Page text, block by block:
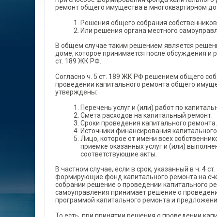
многоквартирном
ремонт общего имущества в многоквартирном
Решения общего собрания
Или решения органа местного
В общем случае таким решением является
доме, которое принимается после обсуждения и
ст. 189 ЖК РФ.
Согласно ч. 5 ст. 189 ЖК РФ решением общего
проведении капитального ремонта общего
утверждены:
Перечень услуг и (или) работ по
Смета расходов на капитальный ремонт.
Сроки проведения капитального ремонта.
Источники финансирования
Лицо, которое от имени всех
приемке оказанных услуг и (или)
соответствующие акты.
В частном случае, если в срок, указанный в ч. 4
формирующие фонд капитального ремонта на
собрании решение о проведении капитального
самоуправления принимает решение о
программой капитального ремонта и